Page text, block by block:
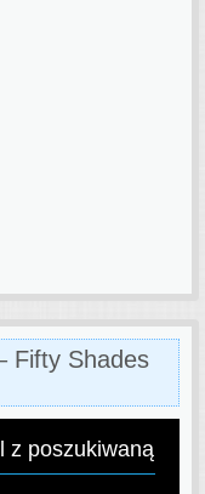
Fifty Shades
z poszukiwaną